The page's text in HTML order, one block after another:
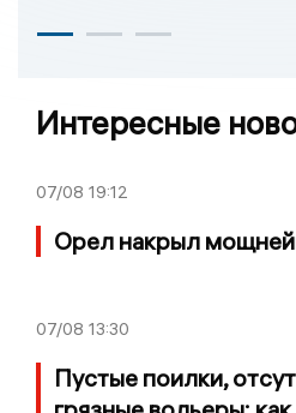
Интересные
07/08 19:12
Орел накрыл
07/08 13:30
Пустые поилки,